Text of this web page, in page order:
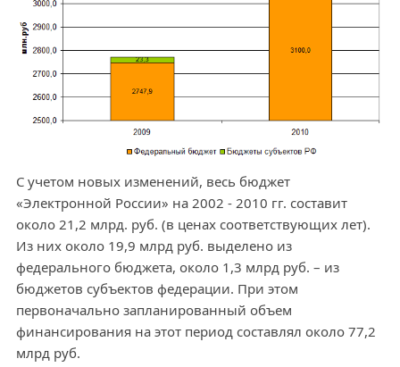
С учетом новых изменений, весь бюджет
«Электронной России» на 2002 - 2010 гг. составит
около 21,2 млрд. руб. (в ценах соответствующих лет).
Из них около 19,9 млрд руб. выделено из
федерального бюджета, около 1,3 млрд руб. – из
бюджетов субъектов федерации. При этом
первоначально запланированный объем
финансирования на этот период составлял около 77,2
млрд руб.